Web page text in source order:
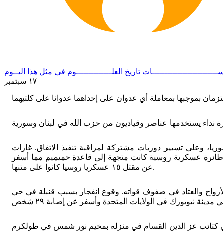
تاريخ العلــــــــــــــوم في مثل هذا اليــوم
١٧ سبتمبر
وشمال محافظة حماة في سوريا، وعلى تسيير دوريات مشتركة لمراقبة تنفيذ الاتفاق. غارات
عسكرية روسية كانت متجهة إلى قاعدة حميميم مما أسفر
عن مقتل ١٥ عسكريا روسيا كانوا على متنها.
والعتاد في صفوف قواته. وقوع انفجار بسبب قنبلة في حي